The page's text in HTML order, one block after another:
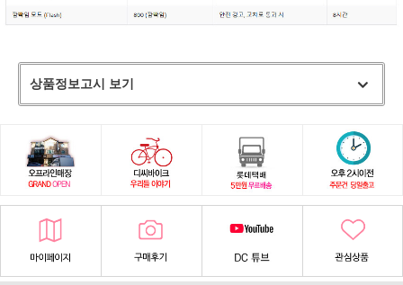
상품정보고시 보기